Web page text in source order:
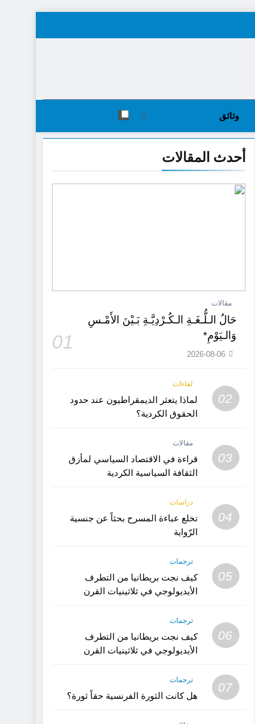
وثائق
أحدث المقالات
مقالات
حَالُ الـلُّـغَـةِ الـكُـرْدِيَّـةِ بَـيْنَ الأَمْـسِ
وَالـيَوْمِ*
01
2026-08-06
02
لقاءات
لماذا يتعثر الديمقراطيون عند حدود
الحقوق الكردية؟
03
مقالات
قراءة في الاقتصاد السياسي لمأزق
الثقافة السياسية الكردية
04
دراسات
تخلع عباءة المسرح بحثاً عن جنسية
الرّواية
05
ترجمات
كيف نجت بريطانيا من التطرف
الأيديولوجي في ثلاثينيات القرن
06
ترجمات
كيف نجت بريطانيا من التطرف
الأيديولوجي في ثلاثينيات القرن
07
ترجمات
هل كانت الثورة الفرنسية حقاً ثورة؟